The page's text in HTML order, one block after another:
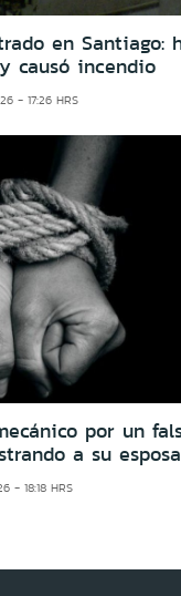
en Santiago:
causó incendio
- 17:26 HRS
por un
a su
- 18:18 HRS